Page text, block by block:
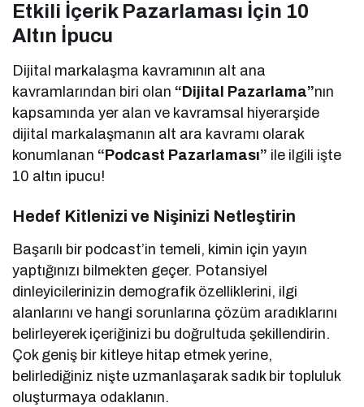
Etkili İçerik Pazarlaması İçin 10
Altın İpucu
Dijital markalaşma kavramının alt ana
kavramlarından biri olan “Dijital Pazarlama”nın
kapsamında yer alan ve kavramsal hiyerarşide
dijital markalaşmanın alt ara kavramı olarak
konumlanan “Podcast Pazarlaması” ile ilgili işte
10 altın ipucu!
Hedef Kitlenizi ve Nişinizi Netleştirin
Başarılı bir podcast’in temeli, kimin için yayın
yaptığınızı bilmekten geçer. Potansiyel
dinleyicilerinizin demografik özelliklerini, ilgi
alanlarını ve hangi sorunlarına çözüm aradıklarını
belirleyerek içeriğinizi bu doğrultuda şekillendirin.
Çok geniş bir kitleye hitap etmek yerine,
belirlediğiniz nişte uzmanlaşarak sadık bir topluluk
oluşturmaya odaklanın.